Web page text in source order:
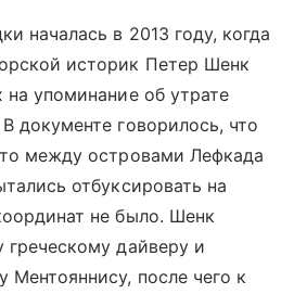
началась в 2013 году, когда
историк Петер Шенк
на упоминание об утрате
документе говорилось, что
то между островами Лефкада
отбуксировать на
не было. Шенк
греческому дайверу и
Ментояннису, после чего к